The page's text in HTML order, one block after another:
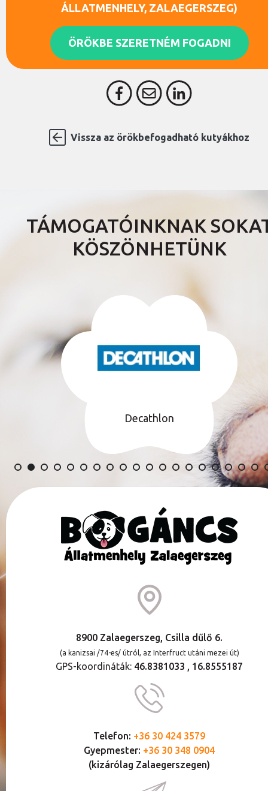
ÁLLATMENHELY, ZALAEGERSZEG)
ÖRÖKBE SZERETNÉM FOGADNI
Vissza az örökbefogadható kutyákhoz
TÁMOGATÓINKNAK
KÖSZÖNHETÜNK
Decathlon
TÁMOGATÓINK TELJES LISTÁJA
8900 Zalaegerszeg, Csilla dűlő 6.
(a kanizsai /74-es/ útról, az Interfruct utáni mezei út)
GPS-koordináták: 46.8381033 , 16.8555187
Telefon: +36 30 424 3579
Gyepmester: +36 30 348 0904
(kizárólag Zalaegerszegen)